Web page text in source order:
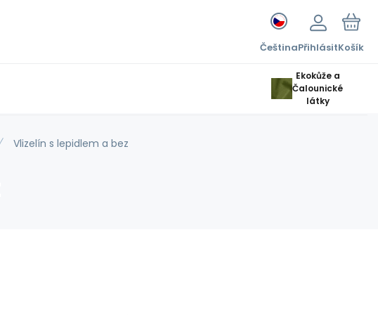
ČeštinaPřihlásitKošík
Ekokůže a
Čalounické
látky
Vlizelín s lepidlem a bez